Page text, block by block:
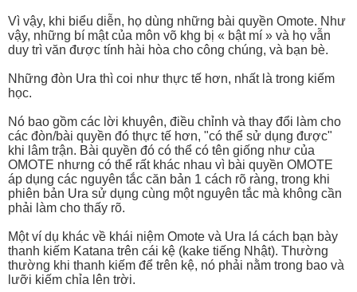
Vì vậy, khi biểu diễn, họ dùng những bài quyền Omote. Như
vậy, những bí mật của môn võ khg bị « bật mí » và họ vẫn
duy trì văn được tính hài hòa cho công chúng, và bạn bè.
Những đòn Ura thì coi như thực tế hơn, nhất là trong kiếm
học.
Nó bao gồm các lời khuyên, điều chỉnh và thay đổi làm cho
các đòn/bài quyền đó thực tế hơn, "có thể sử dụng được"
khi lâm trận. Bài quyền đó có thể có tên giống như của
OMOTE nhưng có thể rất khác nhau vì bài quyền OMOTE
áp dụng các nguyên tắc căn bản 1 cách rõ ràng, trong khi
phiên bản Ura sử dụng cùng một nguyên tắc mà không cần
phải làm cho thấy rõ.
Một ví dụ khác về khái niệm Omote và Ura lá cách bạn bày
thanh kiếm Katana trên cái kệ (kake tiếng Nhật). Thường
thường khi thanh kiếm để trên kệ, nó phải nằm trong bao và
lưỡi kiếm chỉa lên trời.